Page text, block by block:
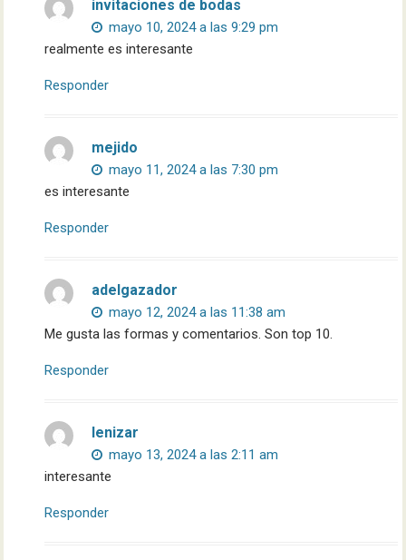
invitaciones de bodas
mayo 10, 2024 a las 9:29 pm
realmente es interesante
Responder
mejido
mayo 11, 2024 a las 7:30 pm
es interesante
Responder
adelgazador
mayo 12, 2024 a las 11:38 am
Me gusta las formas y comentarios. Son top 10.
Responder
lenizar
mayo 13, 2024 a las 2:11 am
interesante
Responder